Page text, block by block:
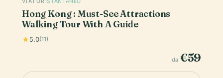
Hong Kong : Must-See Attractions
Walking Tour With A Guide
5.0(11)
da €59